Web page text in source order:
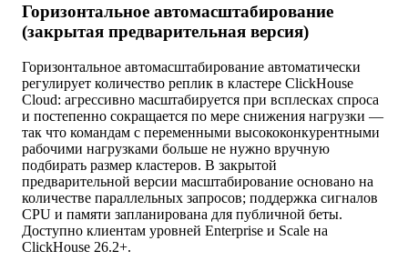
Горизонтальное автомасштабирование
(закрытая предварительная версия)
Горизонтальное автомасштабирование автоматически
регулирует количество реплик в кластере ClickHouse
Cloud: агрессивно масштабируется при всплесках спроса
и постепенно сокращается по мере снижения нагрузки —
так что командам с переменными высококонкурентными
рабочими нагрузками больше не нужно вручную
подбирать размер кластеров. В закрытой
предварительной версии масштабирование основано на
количестве параллельных запросов; поддержка сигналов
CPU и памяти запланирована для публичной беты.
Доступно клиентам уровней Enterprise и Scale на
ClickHouse 26.2+.